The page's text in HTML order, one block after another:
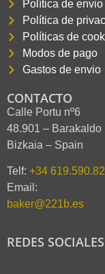
Política de envio
Política de
Políticas de
Modos de pago
Gastos de envio
CONTACTO
Calle Portu nº6
48.901 – Barakaldo
Bizkaia – Spain
Telf: +34
Email:
baker@221b.es
REDES SOCIALES